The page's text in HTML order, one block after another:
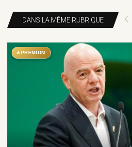
DANS LA MÊME RUBRIQUE
★PREMIUM